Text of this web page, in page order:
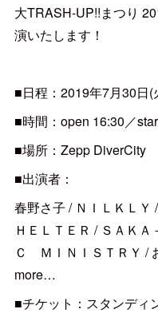
大TRASH-UP!!まつり
演いたします！
■日程：2019年7月30日(
■時間：open 16:30／
■場所：Zepp
■出演者：
春野さ子 / ＮＩＬＫＬ
ＨＥＬＴＥＲ / ＳＡＫＡ
Ｃ ＭＩＮＩＳＴＲＹ
more…
■チケット：スタンデ